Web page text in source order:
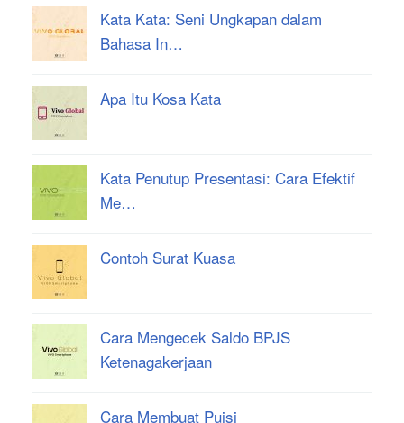
Kata Kata: Seni Ungkapan dalam
Bahasa In…
Apa Itu Kosa Kata
Kata Penutup Presentasi: Cara Efektif
Me…
Contoh Surat Kuasa
Cara Mengecek Saldo BPJS
Ketenagakerjaan
Cara Membuat Puisi